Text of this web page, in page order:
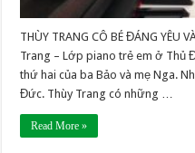
THÙY TRANG CÔ BÉ ĐÁNG YÊU
Trang – Lớp piano trẻ em ở Thủ
thứ hai của ba Bảo và mẹ Nga.
Đức. Thùy Trang có những …
Read More »